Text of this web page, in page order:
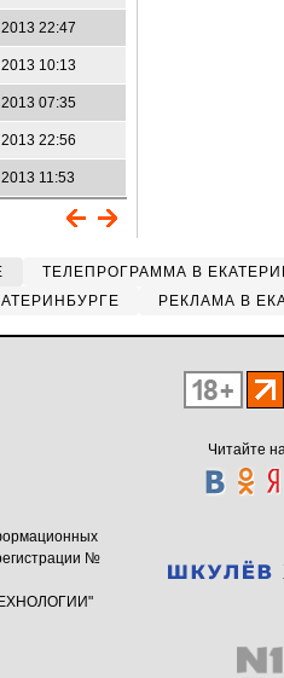
22:47
10:13
07:35
22:56
11:53
ТЕЛЕПРОГРАММА В
РЕКЛАМА В
Читайте
№